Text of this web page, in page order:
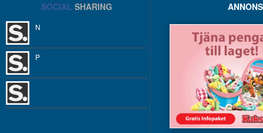
SOCIAL SHARING
N
P